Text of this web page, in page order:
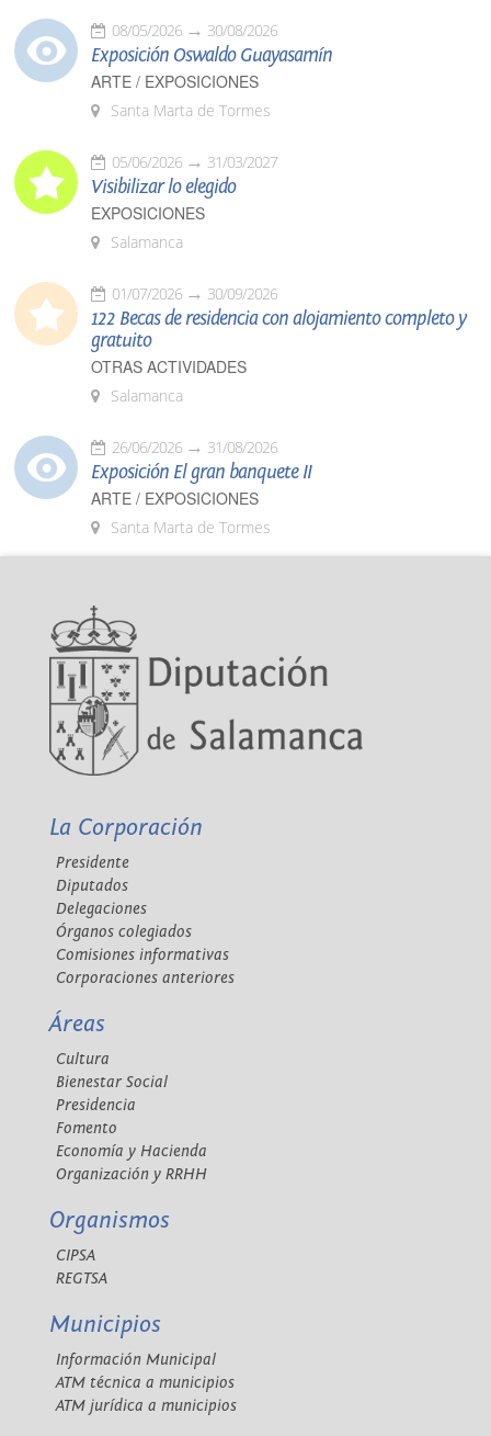
08/05/2026 30/08/2026
Exposición Oswaldo Guayasamín
ARTE / EXPOSICIONES
Santa Marta de Tormes
05/06/2026 31/03/2027
Visibilizar lo elegido
EXPOSICIONES
Salamanca
01/07/2026 30/09/2026
122 Becas de residencia con alojamiento completo y
gratuito
OTRAS ACTIVIDADES
Salamanca
26/06/2026 31/08/2026
Exposición El gran banquete II
ARTE / EXPOSICIONES
Santa Marta de Tormes
La Corporación
Presidente
Diputados
Delegaciones
Órganos colegiados
Comisiones informativas
Corporaciones anteriores
Áreas
Cultura
Bienestar Social
Presidencia
Fomento
Economía y Hacienda
Organización y RRHH
Organismos
CIPSA
REGTSA
Municipios
Información Municipal
ATM técnica a municipios
ATM jurídica a municipios